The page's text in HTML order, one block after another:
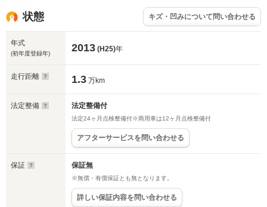
状態 キズ・凹みについて問い合わせる
年式
(初年度登録年) 2013 (H25)年
走行距離 1.3 万km
法定整備 法定整備付
法定24ヶ月点検整備付※商用車は12ヶ月点検整備付
アフターサービスを問い合わせる
保証 保証無
※無償・有償保証とも無となります。
詳しい保証内容を問い合わせる